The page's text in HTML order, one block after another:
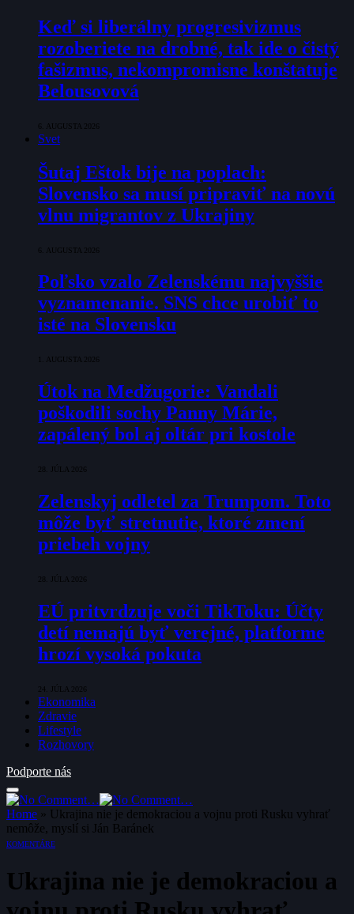
Keď si liberálny progresivizmus
rozoberiete na drobné, tak ide o čistý
fašizmus, nekompromisne konštatuje
Belousovová
6. AUGUSTA 2026
Svet
Šutaj Eštok bije na poplach:
Slovensko sa musí pripraviť na novú
vlnu migrantov z Ukrajiny
6. AUGUSTA 2026
Poľsko vzalo Zelenskému najvyššie
vyznamenanie. SNS chce urobiť to
isté na Slovensku
1. AUGUSTA 2026
Útok na Medžugorie: Vandali
poškodili sochy Panny Márie,
zapálený bol aj oltár pri kostole
28. JÚLA 2026
Zelenskyj odletel za Trumpom. Toto
môže byť stretnutie, ktoré zmení
priebeh vojny
28. JÚLA 2026
EÚ pritvrdzuje voči TikToku: Účty
detí nemajú byť verejné, platforme
hrozí vysoká pokuta
24. JÚLA 2026
Ekonomika
Zdravie
Lifestyle
Rozhovory
Podporte nás
Home » Ukrajina nie je demokraciou a vojnu proti Rusku vyhrať
nemôže, myslí si Ján Baránek
KOMENTÁRE
Ukrajina nie je demokraciou a